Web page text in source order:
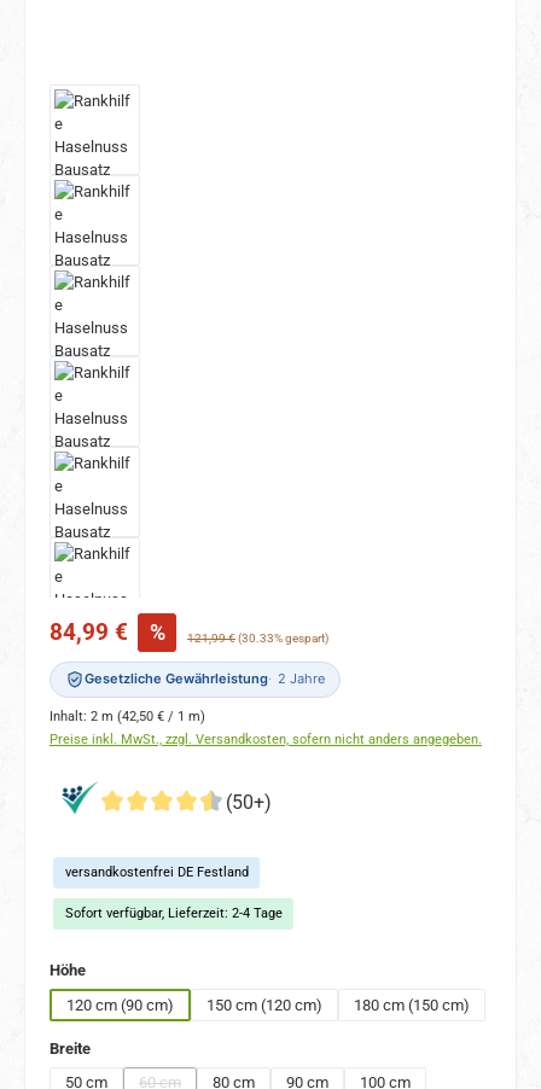
Verkaufspreis:
84,99 € % Regulärer Preis:
121,99 €(30.33% gespart)
Gesetzliche Gewährleistung 2 Jahre
Inhalt: 2 m (42,50 € / 1 m)
Preise inkl. MwSt., zzgl. Versandkosten, sofern nicht anders angegeben.
(50+)
versandkostenfrei DE Festland
Sofort verfügbar, Lieferzeit: 2-4 Tage
Höheauswählen
120 cm (90 cm)
150 cm (120 cm) 180 cm (150 cm)
Breiteauswählen
50 cm
60 cm 80 cm 90 cm
100 cm